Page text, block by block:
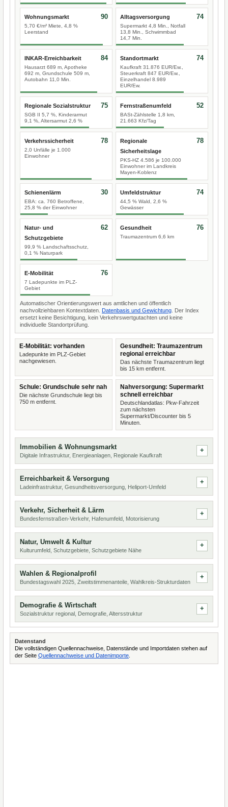
Wohnungsmarkt
5,70 €/m² Miete, 4,8 %
Leerstand
90 Alltagsversorgung
Supermarkt 4,8 Min., Notfall
13,8 Min., Schwimmbad
14,7 Min.
74
INKAR-Erreichbarkeit
Hausarzt 689 m, Apotheke
692 m, Grundschule 509 m,
Autobahn 11,0 Min.
84 Standortmarkt
Kaufkraft 31.876 EUR/Ew.,
Steuerkraft 847 EUR/Ew.,
Einzelhandel 8.989
EUR/Ew.
74
Regionale Sozialstruktur
SGB II 5,7 %, Kinderarmut
9,1 %, Altersarmut 2,6 %
75 Fernstraßenumfeld
BASt-Zählstelle 1,8 km,
21.663 Kfz/Tag
52
Verkehrssicherheit
2,0 Unfälle je 1.000
Einwohner
78
Regionale
Sicherheitslage
PKS-HZ 4.586 je 100.000
Einwohner im Landkreis
Mayen-Koblenz
78
Schienenlärm
EBA: ca. 760 Betroffene,
25,8 % der Einwohner
30 Umfeldstruktur
44,5 % Wald, 2,6 %
Gewässer
74
Natur- und
Schutzgebiete
99,9 % Landschaftsschutz,
0,1 % Naturpark
62 Gesundheit
Traumazentrum 6,6 km
76
E-Mobilität
7 Ladepunkte im PLZ-
Gebiet
76
Automatischer Orientierungswert aus amtlichen und öffentlich
nachvollziehbaren Kontextdaten. Datenbasis und Gewichtung . Der Index
ersetzt keine Besichtigung, kein Verkehrswertgutachten und keine
individuelle Standortprüfung.
E-Mobilität: vorhanden
Ladepunkte im PLZ-Gebiet
nachgewiesen.
Gesundheit: Traumazentrum
regional erreichbar
Das nächste Traumazentrum liegt
bis 15 km entfernt.
Schule: Grundschule sehr nah
Die nächste Grundschule liegt bis
750 m entfernt.
Nahversorgung: Supermarkt
schnell erreichbar
Deutschlandatlas: Pkw-Fahrzeit
zum nächsten
Supermarkt/Discounter bis 5
Minuten.
Immobilien & Wohnungsmarkt
Digitale Infrastruktur, Energieanlagen, Regionale Kaufkraft
Erreichbarkeit & Versorgung
Ladeinfrastruktur, Gesundheitsversorgung, Heliport-Umfeld
Verkehr, Sicherheit & Lärm
Bundesfernstraßen-Verkehr, Hafenumfeld, Motorisierung
Natur, Umwelt & Kultur
Kulturumfeld, Schutzgebiete, Schutzgebiete Nähe
Wahlen & Regionalprofil
Bundestagswahl 2025, Zweitstimmenanteile, Wahlkreis-Strukturdaten
Demografie & Wirtschaft
Sozialstruktur regional, Demografie, Altersstruktur
Datenstand
Die vollständigen Quellennachweise, Datenstände und Importdaten stehen auf
der Seite Quellennachweise und Datenimporte